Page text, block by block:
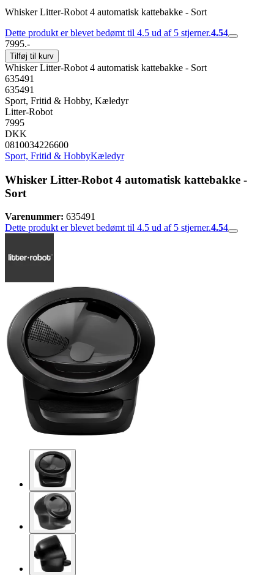
Whisker Litter-Robot 4 automatisk kattebakke - Sort
Dette produkt er blevet bedømt til 4.5 ud af 5 stjerner.4.54
7995.-
Tilføj til kurv
Whisker Litter-Robot 4 automatisk kattebakke - Sort
635491
635491
Sport, Fritid & Hobby, Kæledyr
Litter-Robot
7995
DKK
0810034226600
Sport, Fritid & HobbyKæledyr
Whisker Litter-Robot 4 automatisk kattebakke -
Sort
Varenummer: 635491
Dette produkt er blevet bedømt til 4.5 ud af 5 stjerner.4.54